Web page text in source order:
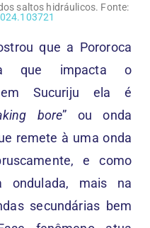
saltos hidráulicos. Fonte:
que a Pororoca
que impacta o
Sucuriju ela é
bore” ou onda
remete à uma onda
e como
ondulada, mais na
secundárias bem